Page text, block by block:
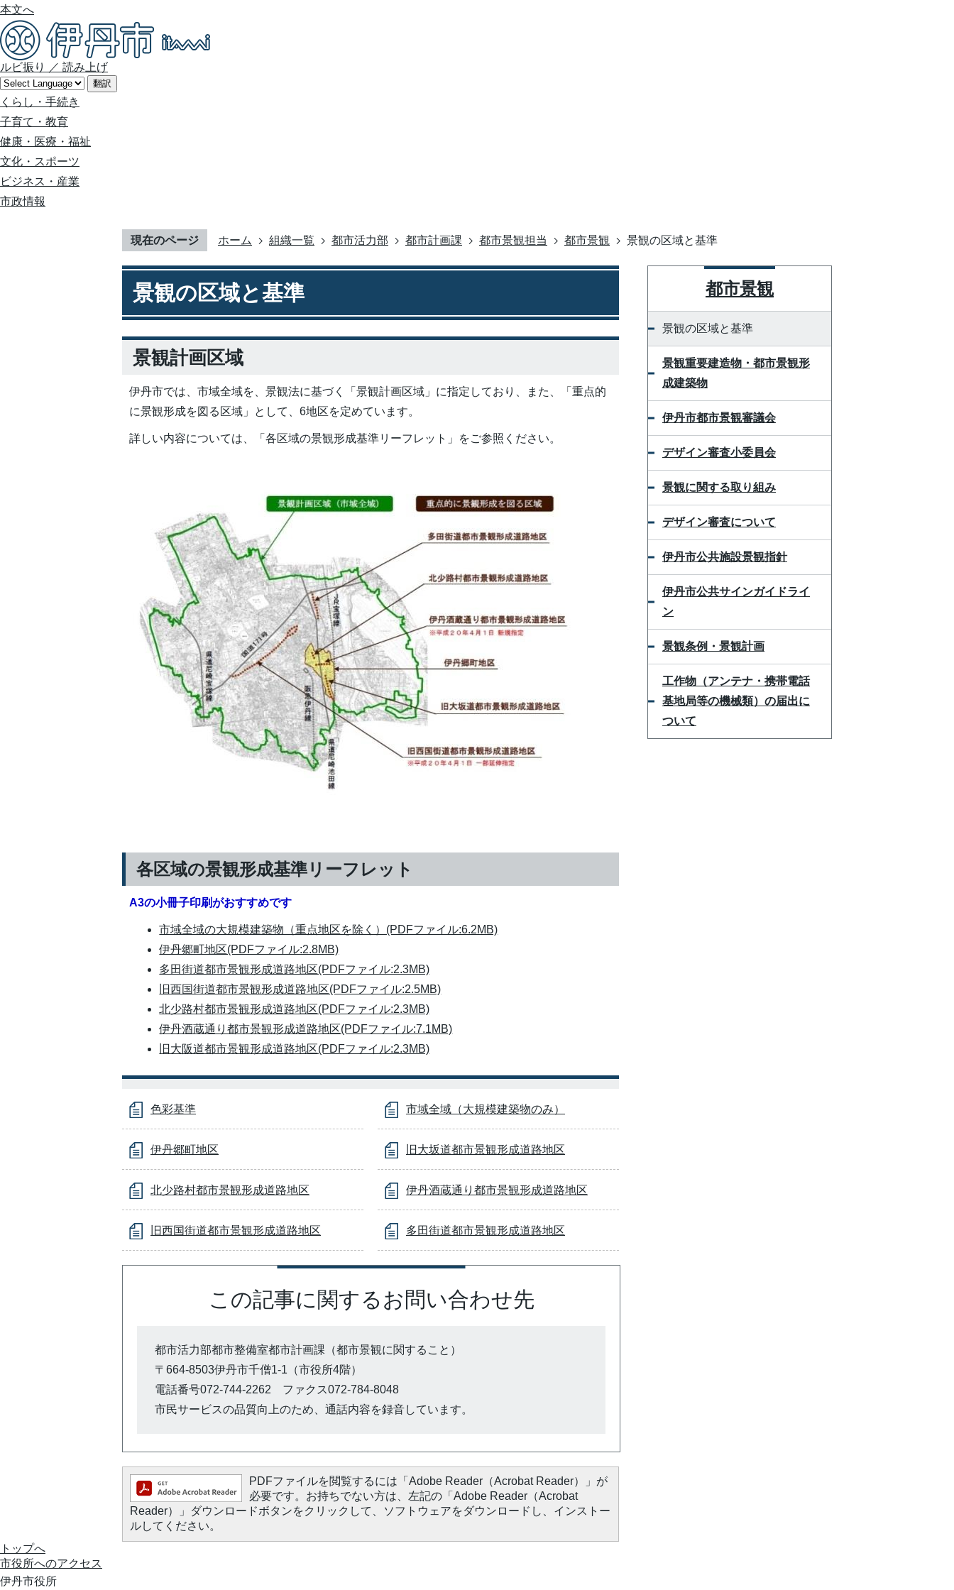
本文へ
ルビ振り ／ 読み上げ
翻訳
くらし・手続き
子育て・教育
健康・医療・福祉
文化・スポーツ
ビジネス・産業
市政情報
現在のページ ホーム 組織一覧 都市活力部 都市計画課 都市景観担当 都市景観 景観の区域と基準
景観の区域と基準
景観計画区域
伊丹市では、市域全域を、景観法に基づく「景観計画区域」に指定しており、また、「重点的
に景観形成を図る区域」として、6地区を定めています。
詳しい内容については、「各区域の景観形成基準リーフレット」をご参照ください。
各区域の景観形成基準リーフレット
A3の小冊子印刷がおすすめです
市域全域の大規模建築物（重点地区を除く）(PDFファイル:6.2MB)
伊丹郷町地区(PDFファイル:2.8MB)
多田街道都市景観形成道路地区(PDFファイル:2.3MB)
旧西国街道都市景観形成道路地区(PDFファイル:2.5MB)
北少路村都市景観形成道路地区(PDFファイル:2.3MB)
伊丹酒蔵通り都市景観形成道路地区(PDFファイル:7.1MB)
旧大阪道都市景観形成道路地区(PDFファイル:2.3MB)
色彩基準 市域全域（大規模建築物のみ）
伊丹郷町地区 旧大坂道都市景観形成道路地区
北少路村都市景観形成道路地区 伊丹酒蔵通り都市景観形成道路地区
旧西国街道都市景観形成道路地区 多田街道都市景観形成道路地区
この記事に関するお問い合わせ先
都市活力部都市整備室都市計画課（都市景観に関すること）
〒664-8503伊丹市千僧1-1（市役所4階）
電話番号072-744-2262 ファクス072-784-8048
市民サービスの品質向上のため、通話内容を録音しています。
PDFファイルを閲覧するには「Adobe Reader（Acrobat Reader）」が
必要です。お持ちでない方は、左記の「Adobe Reader（Acrobat
Reader）」ダウンロードボタンをクリックして、ソフトウェアをダウンロードし、インストー
ルしてください。
都市景観
景観の区域と基準
景観重要建造物・都市景観形
成建築物
伊丹市都市景観審議会
デザイン審査小委員会
景観に関する取り組み
デザイン審査について
伊丹市公共施設景観指針
伊丹市公共サインガイドライ
ン
景観条例・景観計画
工作物（アンテナ・携帯電話
基地局等の機械類）の届出に
ついて
トップへ
市役所へのアクセス
伊丹市役所